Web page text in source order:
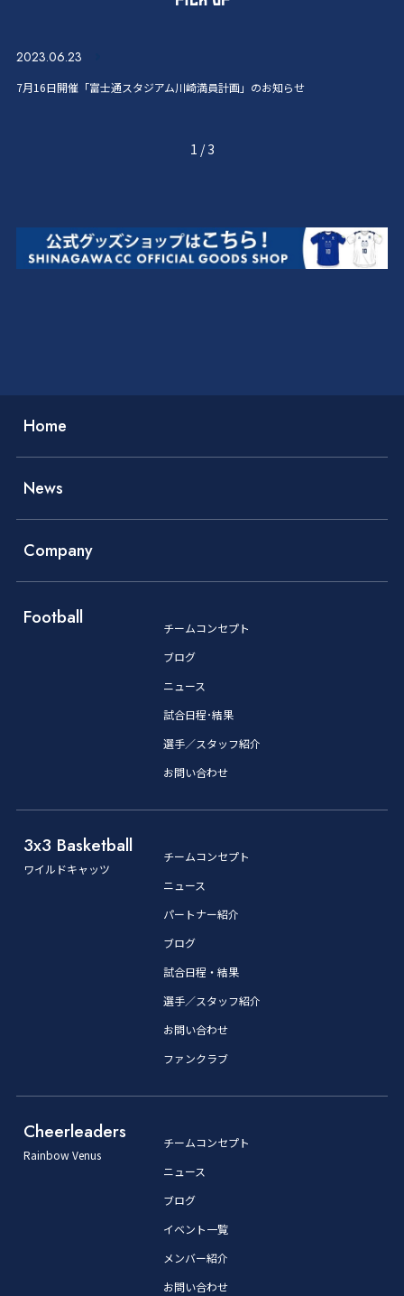
2023.06.23
7月16日開催「富士通スタジアム川崎満員計画」のお知らせ
1 /3
Home
News
Company
Football
チームコンセプト
ブログ
ニュース
試合日程･結果
選手／スタッフ紹介
お問い合わせ
3x3 Basketball
ワイルドキャッツ
チームコンセプト
ニュース
パートナー紹介
ブログ
試合日程・結果
選手／スタッフ紹介
お問い合わせ
ファンクラブ
Cheerleaders
Rainbow Venus
チームコンセプト
ニュース
ブログ
イベント一覧
メンバー紹介
お問い合わせ